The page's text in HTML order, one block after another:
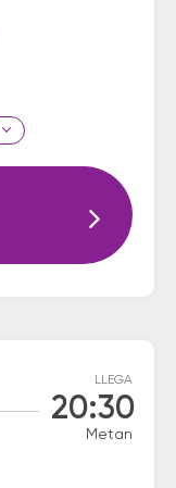
LLEGA
20:30
Metan